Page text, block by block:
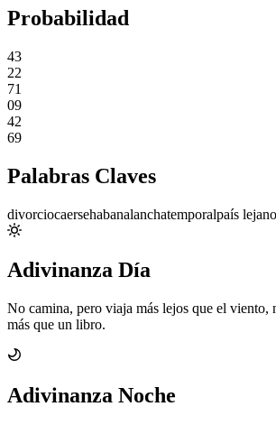
Probabilidad
43
22
71
09
42
69
Palabras Claves
divorciocaersehabanalanchatemporalpaís lejano
Adivinanza Día
No camina, pero viaja más lejos que el viento,
más que un libro.
Adivinanza Noche